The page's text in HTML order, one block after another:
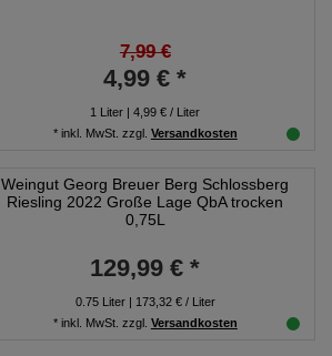
7,99 €
4,99 € *
1 Liter | 4,99 € / Liter
* inkl. MwSt. zzgl. Versandkosten
Weingut Georg Breuer Berg Schlossberg
Riesling 2022 Große Lage QbA trocken
0,75L
129,99 € *
0.75Liter| 173,32 € / Liter
* inkl. MwSt. zzgl. Versandkosten